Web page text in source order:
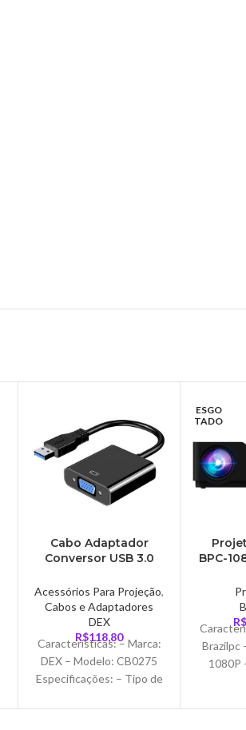
Cabo Adaptador
Conversor USB 3.0
Acessórios Para Projeção,
Cabos e Adaptadores
DEX
R$118,80
Características: – Marca:
DEX – Modelo: CB0275
Especificações: – Tipo de
para VGA – Interface
ESGO
TADO
BPC-
VGA/
Preto e
R$
Brazilpc
1080P